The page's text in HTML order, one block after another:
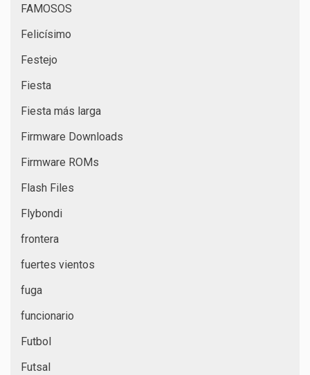
FAMOSOS
Felicísimo
Festejo
Fiesta
Fiesta más larga
Firmware Downloads
Firmware ROMs
Flash Files
Flybondi
frontera
fuertes vientos
fuga
funcionario
Futbol
Futsal